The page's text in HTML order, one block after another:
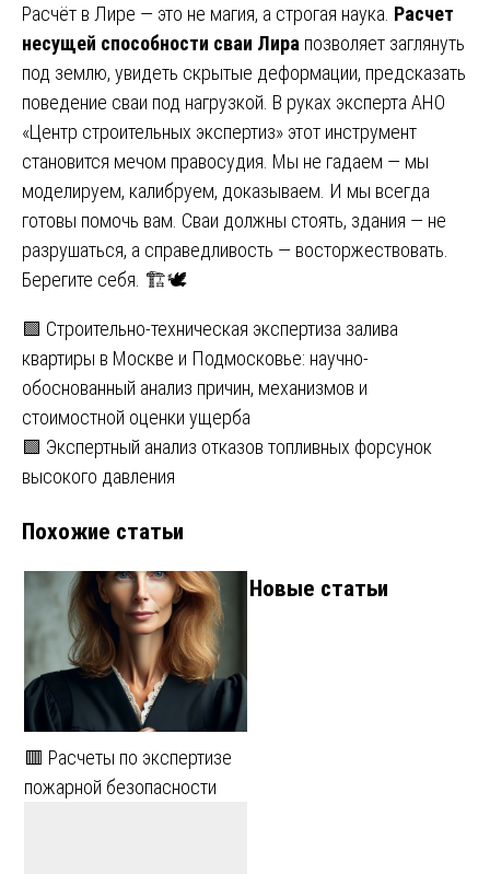
Расчёт в Лире — это не магия, а строгая наука. Расчет
несущей способности сваи Лира позволяет заглянуть
под землю, увидеть скрытые деформации, предсказать
поведение сваи под нагрузкой. В руках эксперта АНО
«Центр строительных экспертиз» этот инструмент
становится мечом правосудия. Мы не гадаем — мы
моделируем, калибруем, доказываем. И мы всегда
готовы помочь вам. Сваи должны стоять, здания — не
разрушаться, а справедливость — восторжествовать.
Берегите себя. 🏗️🕊️
Навигация
по
записям
🟩 Строительно-техническая экспертиза залива
квартиры в Москве и Подмосковье: научно-
обоснованный анализ причин, механизмов и
стоимостной оценки ущерба
🟩 Экспертный анализ отказов топливных форсунок
высокого давления
Похожие статьи
🟥 Расчеты по экспертизе
пожарной безопасности
Новые статьи